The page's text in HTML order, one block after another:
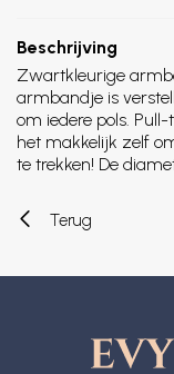
Beschrijving
Zwartkleurige
armbandje is
om iedere pols.
het makkelijk zelf
te trekken! De
Terug